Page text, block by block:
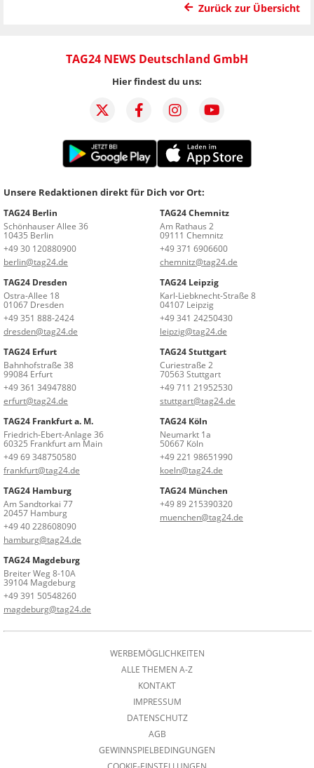
Zurück zur Übersicht
TAG24 NEWS Deutschland GmbH
Hier findest du uns:
Unsere Redaktionen direkt für Dich vor Ort:
TAG24 Berlin
Schönhauser Allee 36
10435 Berlin
+49 30 120880900
berlin@tag24.de
TAG24 Chemnitz
Am Rathaus 2
09111 Chemnitz
+49 371 6906600
chemnitz@tag24.de
TAG24 Dresden
Ostra-Allee 18
01067 Dresden
+49 351 888-2424
dresden@tag24.de
TAG24 Leipzig
Karl-Liebknecht-Straße 8
04107 Leipzig
+49 341 24250430
leipzig@tag24.de
TAG24 Erfurt
Bahnhofstraße 38
99084 Erfurt
+49 361 34947880
erfurt@tag24.de
TAG24 Stuttgart
Curiestraße 2
70563 Stuttgart
+49 711 21952530
stuttgart@tag24.de
TAG24 Frankfurt a. M.
Friedrich-Ebert-Anlage 36
60325 Frankfurt am Main
+49 69 348750580
frankfurt@tag24.de
TAG24 Köln
Neumarkt 1a
50667 Köln
+49 221 98651990
koeln@tag24.de
TAG24 Hamburg
Am Sandtorkai 77
20457 Hamburg
+49 40 228608090
hamburg@tag24.de
TAG24 München
+49 89 215390320
muenchen@tag24.de
TAG24 Magdeburg
Breiter Weg 8-10A
39104 Magdeburg
+49 391 50548260
magdeburg@tag24.de
WERBEMÖGLICHKEITEN
ALLE THEMEN A-Z
KONTAKT
IMPRESSUM
DATENSCHUTZ
AGB
GEWINNSPIELBEDINGUNGEN